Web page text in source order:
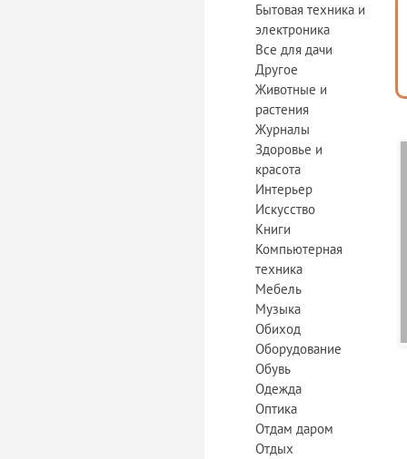
Бытовая техника и
электроника
Все для дачи
Другое
Животные и
растения
Журналы
Здоровье и
красота
Интерьер
Искусство
Книги
Компьютерная
техника
Мебель
Музыка
Обиход
Оборудование
Обувь
Одежда
Оптика
Отдам даром
Отдых